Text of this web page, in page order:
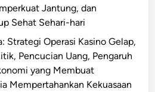
Jantung, dan
Sehat Sehari-hari
Strategi Operasi Kasino Gelap,
Pencucian Uang, Pengaruh
yang Membuat
Mempertahankan Kekuasaan